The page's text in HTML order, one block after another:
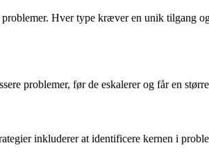
Hver type kræver en unik tilgang
problemer, før de eskalerer og får en
inkluderer at identificere kernen i